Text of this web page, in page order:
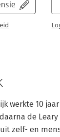
werkte 10
de
zelf- en